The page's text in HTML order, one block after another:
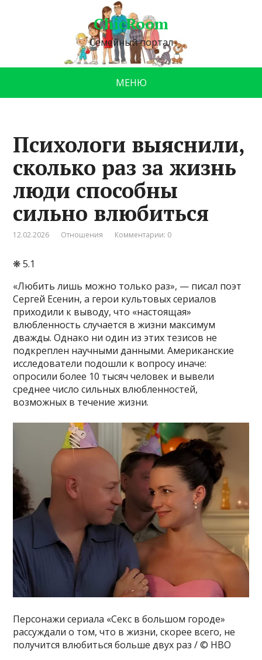
ChicRoom
Семейный портал
МЕНЮ
Психологи выяснили,
сколько раз за жизнь
люди способны
сильно влюбиться
12.02.2026 Отношения Комментарии: 0
❋ 5.1
«Любить лишь можно только раз», — писал поэт
Сергей Есенин, а герои культовых сериалов
приходили к выводу, что «настоящая»
влюбленность случается в жизни максимум
дважды. Однако ни один из этих тезисов не
подкреплен научными данными. Американские
исследователи подошли к вопросу иначе:
опросили более 10 тысяч человек и вывели
среднее число сильных влюбленностей,
возможных в течение жизни.
Персонажи сериала «Секс в большом городе»
рассуждали о том, что в жизни, скорее всего, не
получится влюбиться больше двух раз / © HBO